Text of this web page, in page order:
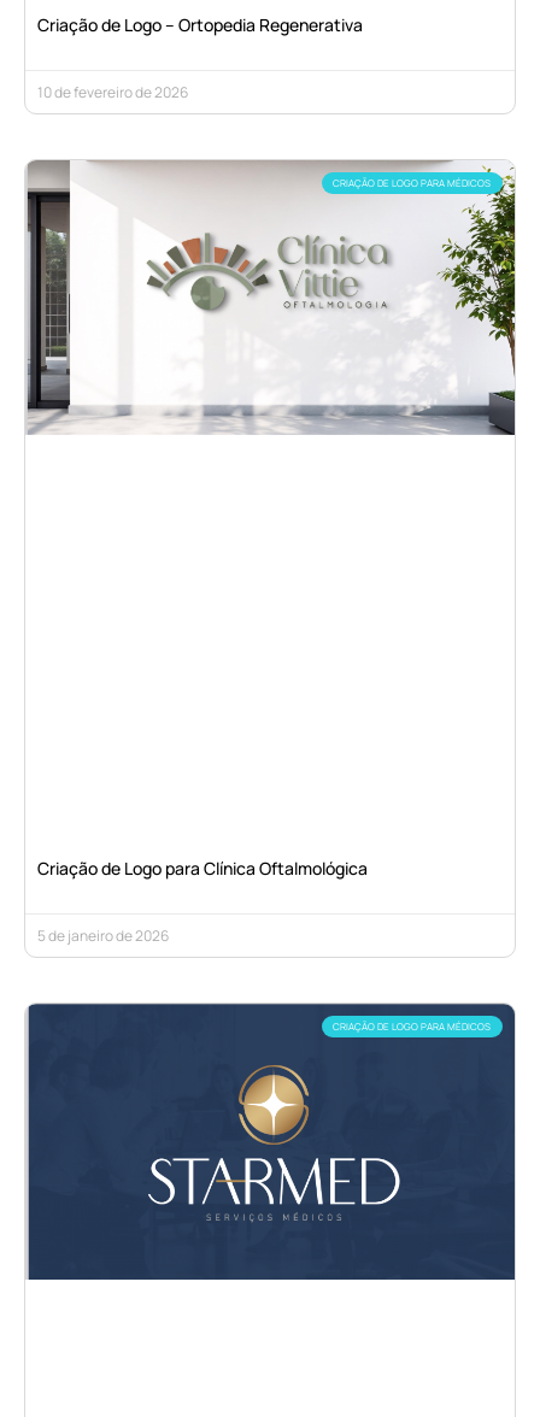
Criação de Logo – Ortopedia Regenerativa
10 de fevereiro de 2026
CRIAÇÃO DE LOGO PARA MÉDICOS
Criação de Logo para Clínica Oftalmológica
5 de janeiro de 2026
CRIAÇÃO DE LOGO PARA MÉDICOS